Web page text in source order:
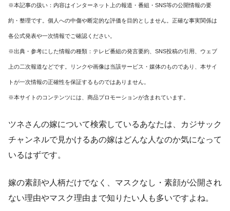
※本記事の扱い：内容はインターネット上の報道・番組・SNS等の公開情報の要
約・整理です。個人への中傷や断定的な評価を目的としません。正確な事実関係は
各公式発表や一次情報でご確認ください。
※出典・参考にした情報の種類：テレビ番組の発言要約、SNS投稿の引用、ウェブ
上の二次報道などです。リンクや画像は当該サービス・媒体のものであり、本サイ
トが一次情報の正確性を保証するものではありません。
※本サイトのコンテンツには、商品プロモーションが含まれています。
ツネさんの嫁について検索しているあなたは、カジサック
チャンネルで見かけるあの嫁はどんな人なのか気になって
いるはずです。
嫁の素顔や人柄だけでなく、マスクなし・素顔が公開され
ない理由やマスク理由まで知りたい人も多いですよね。